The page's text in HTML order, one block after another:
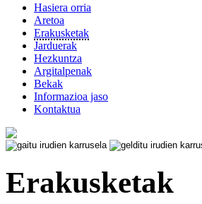
Hasiera orria
Aretoa
Erakusketak
Jarduerak
Hezkuntza
Argitalpenak
Bekak
Informazioa jaso
Kontaktua
Erakusketak